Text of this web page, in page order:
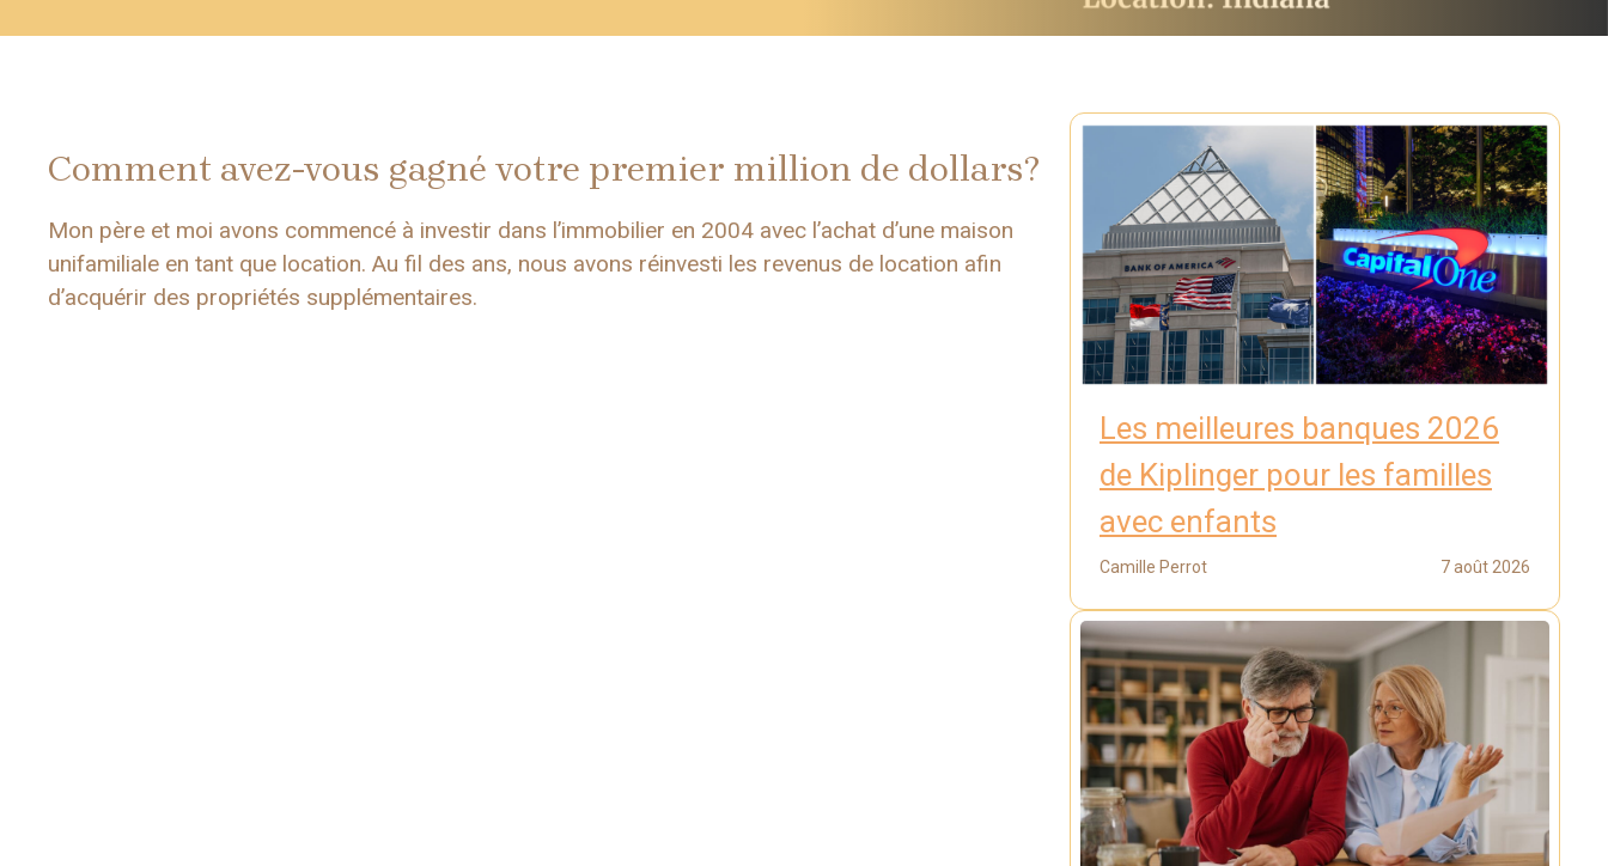
Comment avez-vous gagné votre premier million de dollars?
Mon père et moi avons commencé à investir dans l’immobilier en 2004 avec l’achat d’une maison
unifamiliale en tant que location. Au fil des ans, nous avons réinvesti les revenus de location afin
d’acquérir des propriétés supplémentaires.
Les meilleures banques 2026
de Kiplinger pour les familles
avec enfants
Camille Perrot 7 août 2026